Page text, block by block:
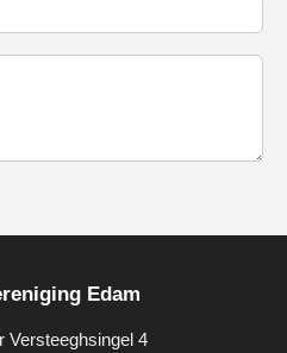
Edam
Versteeghsingel 4